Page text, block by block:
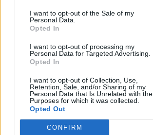
I want to opt-out of the Sale of my
Personal Data.
Opted In
I want to opt-out of processing my
Personal Data for Targeted Advertising.
Opted In
I want to opt-out of Collection, Use,
Retention, Sale, and/or Sharing of my
Personal Data that Is Unrelated with the
Purposes for which it was collected.
Opted Out
CONFIRM